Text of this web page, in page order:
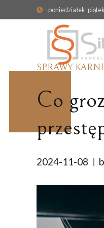
poniedziałek-
SPRAWY KARNE
SPRAWY
Co
2024-11-08